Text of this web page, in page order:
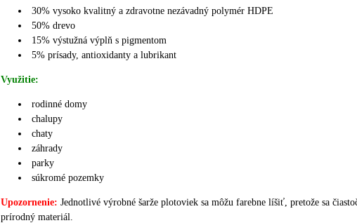
30% vysoko kvalitný a zdravotne nezávadný polymér HDPE
50% drevo
15% výstužná výplň s pigmentom
5% prísady, antioxidanty a lubrikant
Využitie:
rodinné domy
chalupy
chaty
záhrady
parky
súkromé pozemky
Upozornenie: Jednotlivé výrobné šarže plotoviek sa môžu farebne líšiť, pretože sa
prírodný materiál.